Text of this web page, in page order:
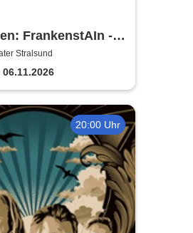
FrankenstAIn -
Stralsund
20:00 Uhr